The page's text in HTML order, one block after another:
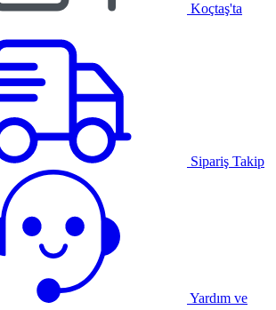
Koçtaş'ta
Sipariş Takip
Yardım ve